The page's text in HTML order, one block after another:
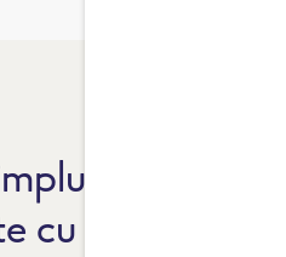
atât de bun.
cu standard de